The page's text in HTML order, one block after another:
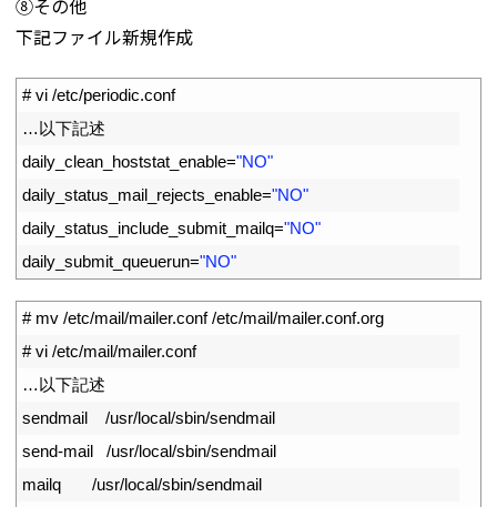
⑧その他
下記ファイル新規作成
# vi /etc/periodic.conf
…以下記述
daily_clean_hoststat_enable="NO"
daily_status_mail_rejects_enable="NO"
daily_status_include_submit_mailq="NO"
daily_submit_queuerun="NO"
# mv /etc/mail/mailer.conf /etc/mail/mailer.conf.org
# vi /etc/mail/mailer.conf
…以下記述
sendmail
/usr/local/sbin/sendmail
send-mail /usr/local/sbin/sendmail
mailq
/usr/local/sbin/sendmail